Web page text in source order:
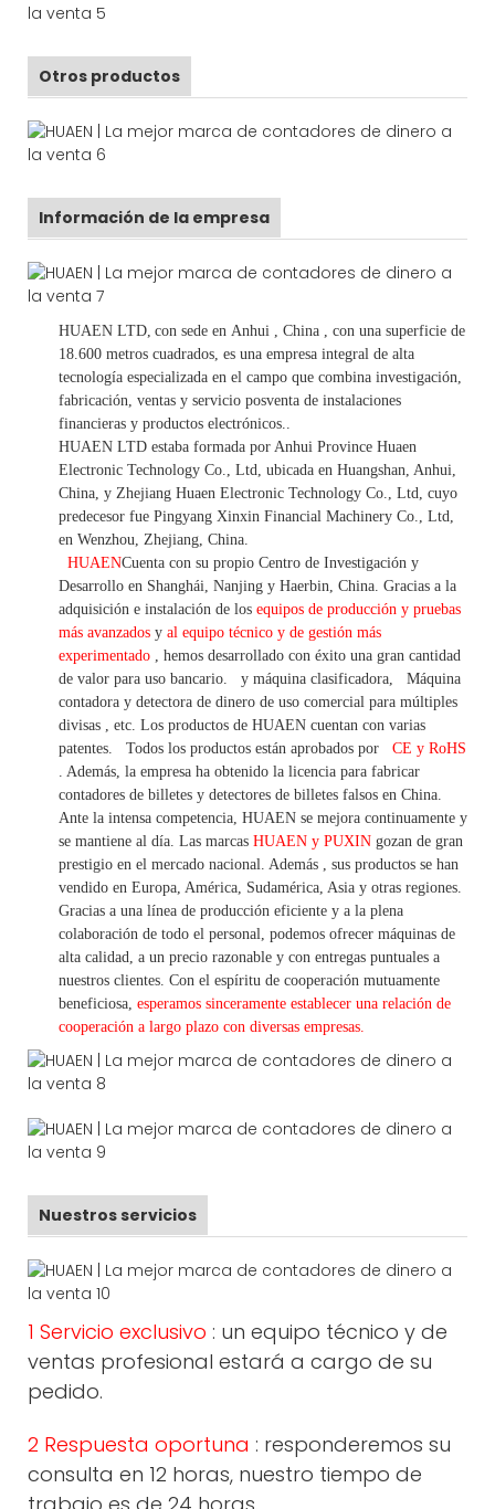
Otros productos
Información de la empresa
HUAEN LTD, con sede en Anhui , China
, con una superficie de
18.600 metros cuadrados, es una empresa integral de alta
tecnología especializada en el campo que combina investigación,
fabricación, ventas y servicio posventa de instalaciones
financieras y productos electrónicos.
HUAEN LTD estaba formada por Anhui Province Huaen
Electronic Technology Co., Ltd, ubicada en Huangshan, Anhui,
China, y Zhejiang Huaen Electronic Technology Co., Ltd, cuyo
predecesor fue Pingyang Xinxin Financial Machinery Co., Ltd,
en Wenzhou, Zhejiang, China.
HUAENCuenta con su propio Centro de Investigación y
Desarrollo en Shanghái, Nanjing y Haerbin, China. Gracias a la
adquisición e instalación de los equipos de producción y pruebas
más avanzados y al equipo técnico y de gestión más
experimentado
hemos desarrollado con éxito una gran cantidad
de valor para uso bancario. y máquina clasificadora,
Máquina
contadora y detectora de dinero de uso comercial para múltiples
divisas
etc. Los productos de HUAEN cuentan con varias
patentes.
Todos los productos están aprobados por
CE y RoHS
. Además, la empresa ha obtenido la licencia para fabricar
contadores de billetes y detectores de billetes falsos en China.
Ante la intensa competencia, HUAEN se mejora continuamente y
se mantiene al día. Las marcas HUAEN y PUXIN gozan de gran
prestigio en el mercado nacional. Además
sus productos se han
vendido en Europa, América, Sudamérica, Asia y otras regiones.
Gracias a una línea de producción eficiente y a la plena
colaboración de todo el personal, podemos ofrecer máquinas de
alta calidad, a un precio razonable y con entregas puntuales a
nuestros clientes. Con el espíritu de cooperación mutuamente
beneficiosa, esperamos sinceramente establecer una relación de
cooperación a largo plazo con diversas empresas.
Nuestros servicios
1 Servicio exclusivo : un equipo técnico y de
ventas profesional estará a cargo de su
pedido.
2 Respuesta oportuna : responderemos su
consulta en 12 horas, nuestro tiempo de